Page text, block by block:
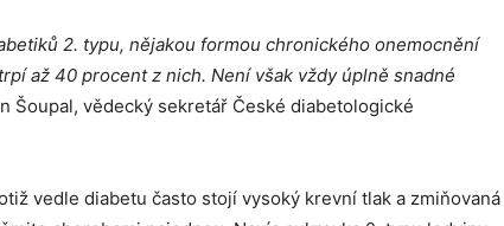
2. typu, nějakou formou chronického onemocnění
trpí až 40 procent z nich. Není však vždy úplně snadné
Šoupal, vědecký sekretář České diabetologické
vedle diabetu často stojí vysoký krevní tlak a zmiňovaná